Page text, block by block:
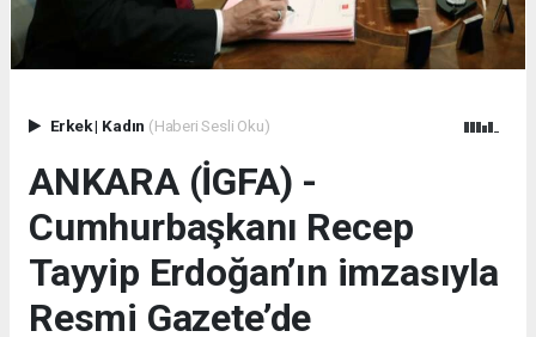
Erkek| Kadın (Haberi Sesli Oku)
ANKARA (İGFA) -
Cumhurbaşkanı Recep
Tayyip Erdoğan’ın imzasıyla
Resmi Gazete’de